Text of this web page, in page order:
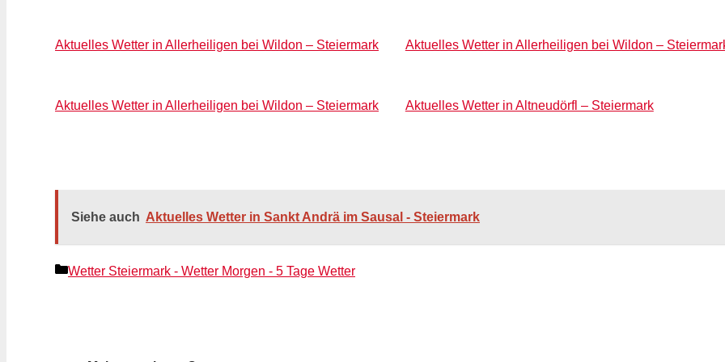
Aktuelles Wetter in Allerheiligen bei Wildon – Steiermark Aktuelles Wetter in Allerheiligen bei Wildon –
Aktuelles Wetter in Allerheiligen bei Wildon – Steiermark Aktuelles Wetter in Altneudörfl – Steiermark
Siehe auch Aktuelles Wetter in Sankt Andrä im Sausal - Steiermark
Kategorien
Wetter Steiermark - Wetter Morgen - 5 Tage Wetter